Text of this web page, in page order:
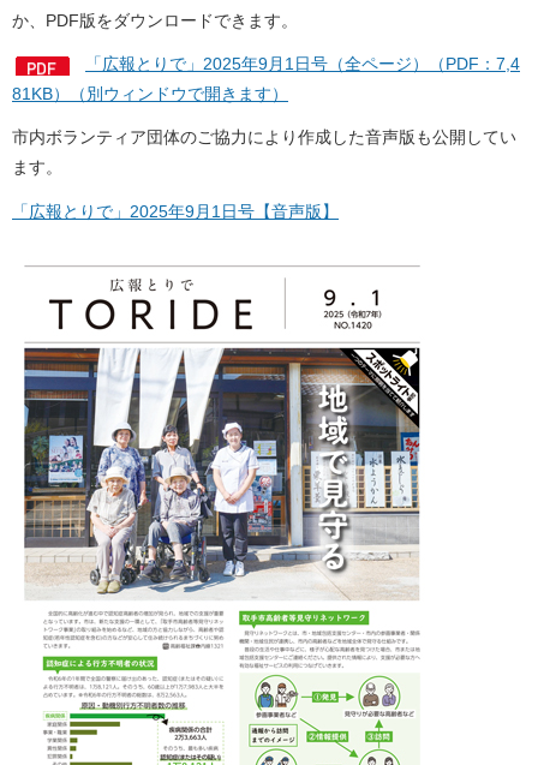
か、PDF版をダウンロードできます。
「広報とりで」2025年9月1日号（全ページ）（PDF：7,4
81KB）（別ウィンドウで開きます）
市内ボランティア団体のご協力により作成した音声版も公開してい
ます。
「広報とりで」2025年9月1日号【音声版】